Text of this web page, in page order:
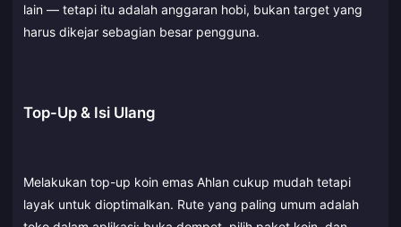
lain — tetapi itu adalah anggaran hobi, bukan target yang
harus dikejar sebagian besar pengguna.
Top-Up & Isi Ulang
Melakukan top-up koin emas Ahlan cukup mudah tetapi
layak untuk dioptimalkan. Rute yang paling umum adalah